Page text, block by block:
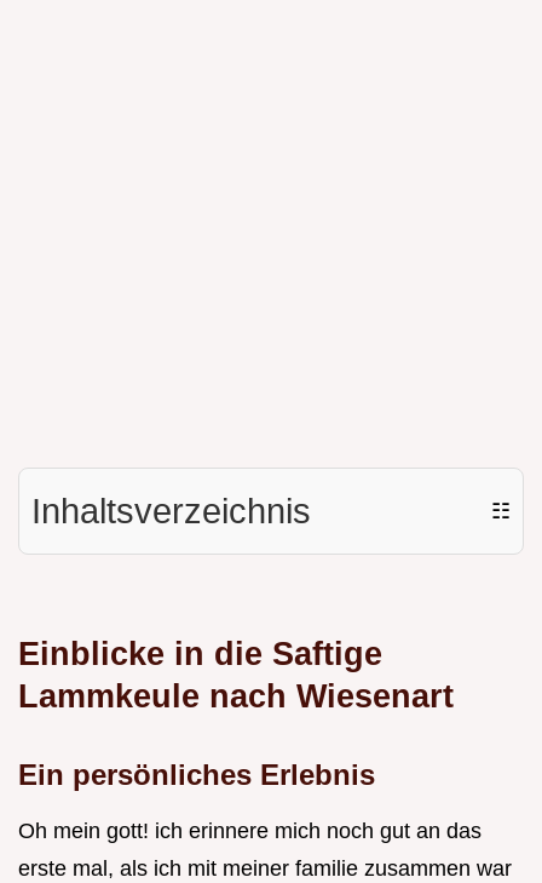
Inhaltsverzeichnis ☷
Einblicke in die Saftige
Lammkeule nach Wiesenart
Ein persönliches Erlebnis
Oh mein gott! ich erinnere mich noch gut an das
erste mal, als ich mit meiner familie zusammen war